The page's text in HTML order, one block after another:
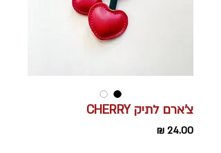
צ'ארם לתיק CHERRY